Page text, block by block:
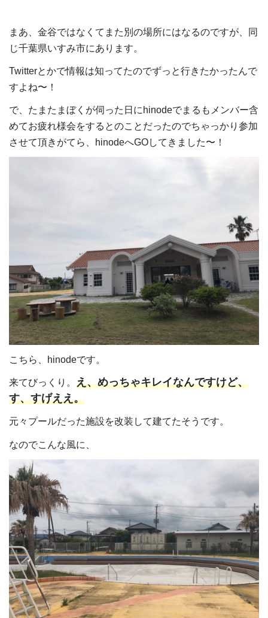
まあ、金谷ではなくてまた別の場所にはなるのですが、同
じ千葉県いすみ市にあります。
Twitterとかで情報は知ってたのでずっと行きたかったんで
すよね〜！
で、たまたまぼくが伺った日にhinodeでまるもメンバー含
めてお疲れ様会をするとのことだったのでちゃっかり参加
させて頂きがてら、hinodeへGOしてきました〜！
こちら、hinodeです。
来てびっくり。 え、めっちゃキレイなんですけど、
す、すげええ。
元々プールだった施設を改装して建てたそうです。
なのでこんな風に、